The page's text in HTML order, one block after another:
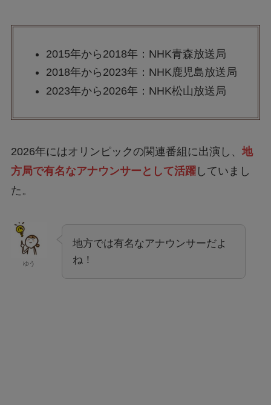
2015年から2018年：NHK青森放送局
2018年から2023年：NHK鹿児島放送局
2023年から2026年：NHK松山放送局
2026年にはオリンピックの関連番組に出演し、 地
方局で有名なアナウンサーとして活躍していまし
た。
ゆう
地方では有名なアナウンサーだよ
ね！